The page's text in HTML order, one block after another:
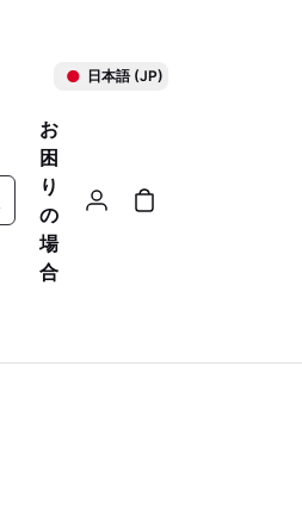
日本語 (JP)
お
困
り
の
場
合